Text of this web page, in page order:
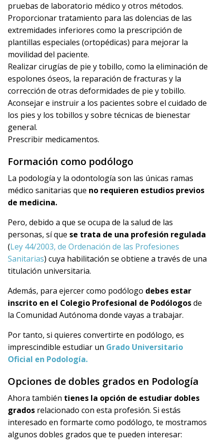
pruebas de laboratorio médico y otros métodos.
Proporcionar tratamiento para las dolencias de las
extremidades inferiores como la prescripción de
plantillas especiales (ortopédicas) para mejorar la
movilidad del paciente.
Realizar cirugías de pie y tobillo, como la eliminación de
espolones óseos, la reparación de fracturas y la
corrección de otras deformidades de pie y tobillo.
Aconsejar e instruir a los pacientes sobre el cuidado de
los pies y los tobillos y sobre técnicas de bienestar
general.
Prescribir medicamentos.
Formación como podólogo
La podología y la odontología son las únicas ramas
médico sanitarias que no requieren estudios previos
de medicina.
Pero, debido a que se ocupa de la salud de las
personas, sí que se trata de una profesión regulada
(Ley 44/2003, de Ordenación de las Profesiones
Sanitarias) cuya habilitación se obtiene a través de una
titulación universitaria.
Además, para ejercer como podólogo debes estar
inscrito en el Colegio Profesional de Podólogosde
la Comunidad Autónoma donde vayas a trabajar.
Por tanto, si quieres convertirte en podólogo, es
imprescindible estudiar un Grado Universitario
Oficial en Podología.
Opciones de dobles grados en Podología
Ahora también tienes la opción de estudiar dobles
grados relacionado con esta profesión. Si estás
interesado en formarte como podólogo, te mostramos
algunos dobles grados que te pueden interesar: